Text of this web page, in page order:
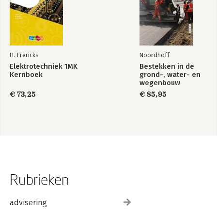
Verdieping C: DRAAGVLAK
Verdieping D: DUIVELSDRIEHOEK
Verdieping E: MARGE, SPELLING en KRITIEKE PAD
Verdieping F: EFFECTIEF versus EFFICIËNT
Verdieping H: LIJNORGANISATIE
Verdieping I: CONFLICTEN
H. Frericks
Elektrotechniek 1MK
Kernboek
€ 73,25
Noordhoff
Bestekken in de
grond-, water- en
wegenbouw
€ 85,95
Rubrieken
advisering